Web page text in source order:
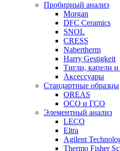
Пробирный анализ
Morgan
DFC Ceramics
SNOL
CRESS
Nabertherm
Harry Gestigkeit
Тигли, капели
Аксессуары
Стандартные образцы
OREAS
ОСО и ГСО
Элементный анализ
LECO
Eltra
Agilent
Thermo Fisher